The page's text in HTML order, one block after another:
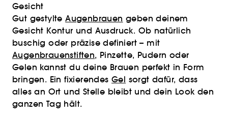
Gesicht
Gut gestylteAugenbrauen geben deinem
Gesicht Kontur und Ausdruck. Ob natürlich
buschig oder präzise definiert – mit
Augenbrauenstiften, Pinzette, Pudern oder
Gelen kannst du deine Brauen perfekt in Form
bringen. Ein fixierendes Gel sorgt dafür, dass
alles an Ort und Stelle bleibt und dein Look den
ganzen Tag hält.